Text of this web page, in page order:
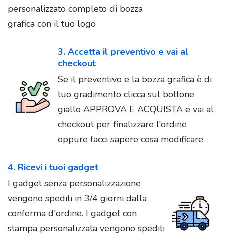
personalizzato completo di bozza
grafica con il tuo logo
3. Accetta il preventivo e vai al
checkout
Se il preventivo e la bozza grafica è di
tuo gradimento clicca sul bottone
giallo APPROVA E ACQUISTA e vai al
checkout per finalizzare l'ordine
oppure facci sapere cosa modificare.
4. Ricevi i tuoi gadget
I gadget senza personalizzazione
vengono spediti in 3/4 giorni dalla
conferma d'ordine. I gadget con
stampa personalizzata vengono spediti